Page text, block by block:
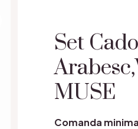
Set
MUSE
Comanda